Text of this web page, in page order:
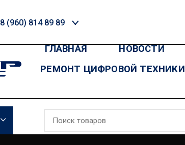
8 (960) 814 89 89
ГЛАВНАЯ НОВОСТИ
РЕМОНТ ЦИФРОВОЙ ТЕХНИКИ